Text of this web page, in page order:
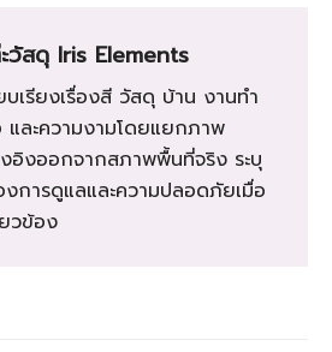
วัสดุ Iris Elements
บเรียงเรื่องสี วัสดุ บ้าน งานทำ
และความงามโดยแยกภาพ
อิงออกจากสภาพพื้นที่จริง ระบุ
งการดูแลและความปลอดภัยเมื่อ
วข้อง